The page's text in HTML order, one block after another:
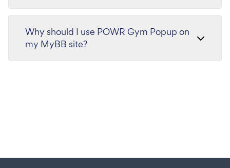
Why should I use POWR Gym Popup on
my MyBB site?